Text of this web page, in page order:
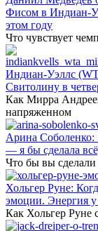
Фисом в Индиан-
этом году
Что чувствует
Индиан-Уэллс
Свитолину в
Как Мирра
напряженном
Арина Соболенко:
— я бы сделала
Что бы вы
Хольгер Руне:
эмоции. Энергия у
Как Хольгер Руне